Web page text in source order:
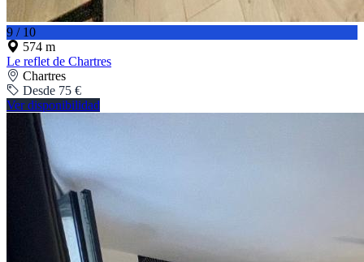
9 / 10
574 m
Le reflet de Chartres
Chartres
Desde 75 €
Ver disponibilidad